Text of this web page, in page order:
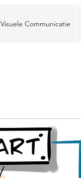
Visuele Communicatie